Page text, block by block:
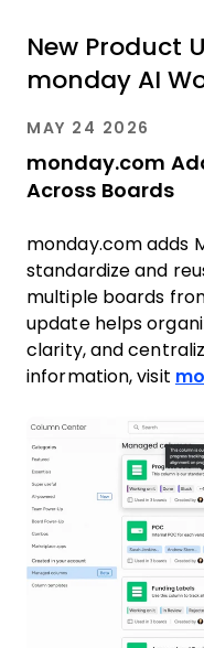
New Product
monday AI
MAY 24 2026
monday.com
Across Boards
monday.com adds
standardize and
multiple boards
update helps
clarity, and
information, visit